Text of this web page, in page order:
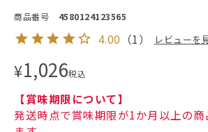
商品番号 4580124123565
4.00 （1） レビューを
¥1,026税込
【賞味期限について】
発送時点で賞味期限が1か月以上の